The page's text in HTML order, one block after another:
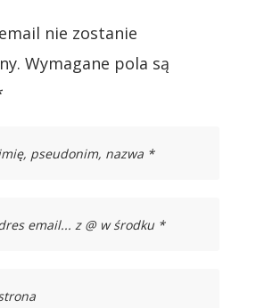
nie zostanie
Wymagane pola są